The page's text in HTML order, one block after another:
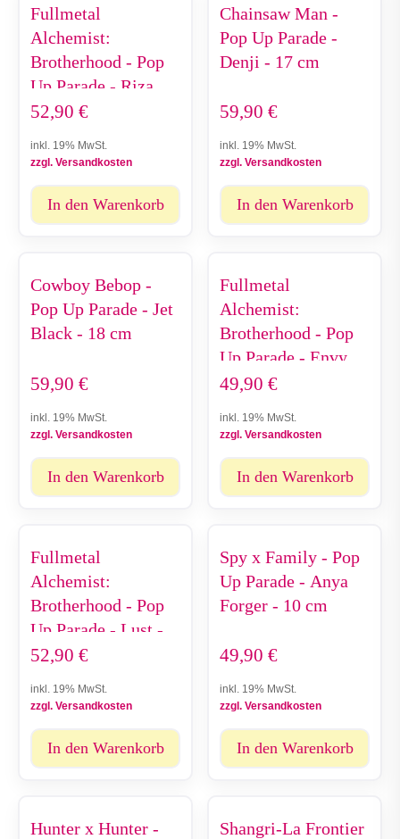
Fullmetal
Alchemist:
Brotherhood - Pop
Up Parade - Riza
Hawkeye - 16 cm
52,90 €
inkl. 19% MwSt.
zzgl. Versandkosten
In den Warenkorb
Chainsaw Man -
Pop Up Parade -
Denji - 17 cm
59,90 €
inkl. 19% MwSt.
zzgl. Versandkosten
In den Warenkorb
Cowboy Bebop -
Pop Up Parade - Jet
Black - 18 cm
59,90 €
inkl. 19% MwSt.
zzgl. Versandkosten
In den Warenkorb
Fullmetal
Alchemist:
Brotherhood - Pop
Up Parade - Envy -
16 cm
49,90 €
inkl. 19% MwSt.
zzgl. Versandkosten
In den Warenkorb
Fullmetal
Alchemist:
Brotherhood - Pop
Up Parade - Lust -
17 cm
52,90 €
inkl. 19% MwSt.
zzgl. Versandkosten
In den Warenkorb
Spy x Family - Pop
Up Parade - Anya
Forger - 10 cm
49,90 €
inkl. 19% MwSt.
zzgl. Versandkosten
In den Warenkorb
Hunter x Hunter - Shangri-La Frontier